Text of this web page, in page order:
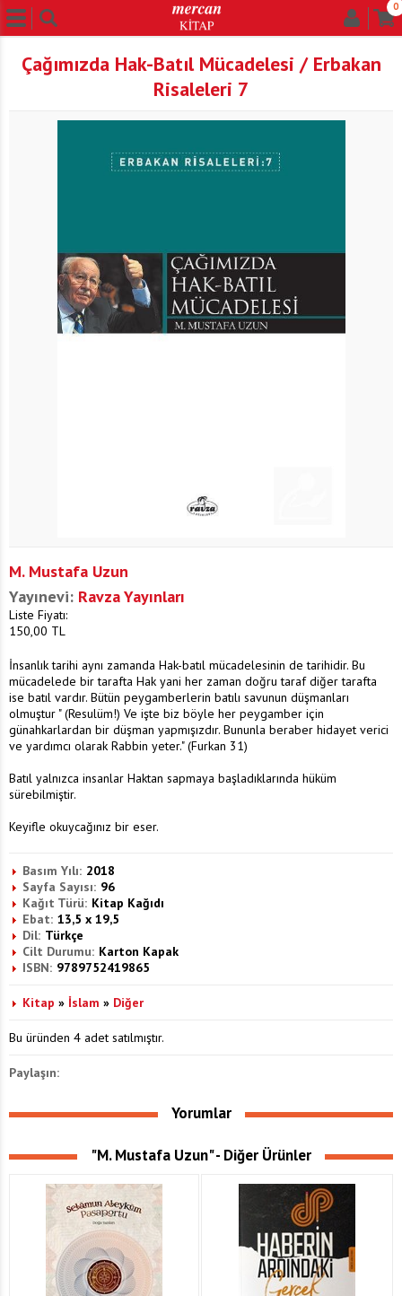
0
Çağımızda Hak-Batıl Mücadelesi / Erbakan
Risaleleri 7
M. Mustafa Uzun
Yayınevi: Ravza Yayınları
Liste Fiyatı:
150,00 TL
İnsanlık tarihi aynı zamanda Hak-batıl mücadelesinin de tarihidir. Bu
mücadelede bir tarafta Hak yani her zaman doğru taraf diğer tarafta
ise batıl vardır. Bütün peygamberlerin batılı savunun düşmanları
olmuştur " (Resulüm!) Ve işte biz böyle her peygamber için
günahkarlardan bir düşman yapmışızdır. Bununla beraber hidayet verici
ve yardımcı olarak Rabbin yeter." (Furkan 31)
Batıl yalnızca insanlar Haktan sapmaya başladıklarında hüküm
sürebilmiştir.
Keyifle okuycağınız bir eser.
Basım Yılı: 2018
Sayfa Sayısı: 96
Kağıt Türü: Kitap Kağıdı
Ebat: 13,5 x 19,5
Dil: Türkçe
Cilt Durumu: Karton Kapak
ISBN: 9789752419865
Kitap » İslam » Diğer
Bu üründen 4 adet satılmıştır.
Paylaşın:
Yorumlar
"M. Mustafa Uzun" - Diğer Ürünler